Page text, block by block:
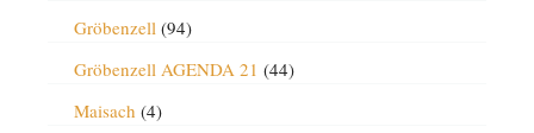
Gröbenzell(94)
Gröbenzell AGENDA 21 (44)
Maisach (4)